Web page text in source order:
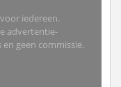
iedereen.
advertentie-
geen commissie.